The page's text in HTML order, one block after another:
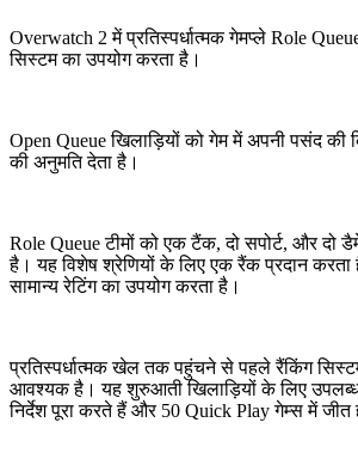
Overwatch 2 में प्रतिस्पर्धात्मक गेमप्ले Role
सिस्टम का उपयोग करता है।
Open Queue खिलाड़ियों को गेम में अपनी पसंद की
की अनुमति देता है।
Role Queue टीमों को एक टैंक, दो सपोर्ट, और दो
है। यह विशेष श्रेणियों के लिए एक रैंक प्रदान
सामान्य रेटिंग का उपयोग करता है।
प्रतिस्पर्धात्मक खेल तक पहुंचने से पहले रैंकिंग
आवश्यक है। यह शुरुआती खिलाड़ियों के लिए
निर्देश पूरा करते हैं और 50 Quick Play गेम्स में